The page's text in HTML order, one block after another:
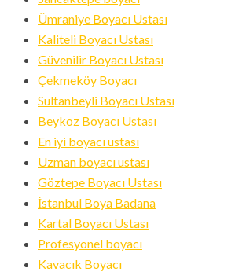
Ümraniye Boyacı Ustası
Kaliteli Boyacı Ustası
Güvenilir Boyacı Ustası
Çekmeköy Boyacı
Sultanbeyli Boyacı Ustası
Beykoz Boyacı Ustası
En iyi boyacı ustası
Uzman boyacı ustası
Göztepe Boyacı Ustası
İstanbul Boya Badana
Kartal Boyacı Ustası
Profesyonel boyacı
Kavacık Boyacı